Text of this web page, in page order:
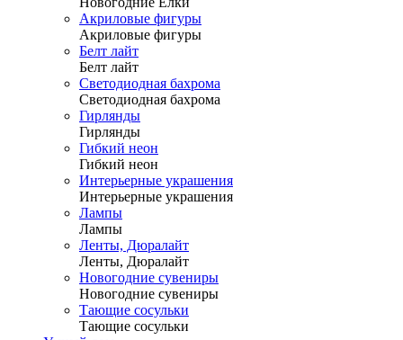
Акриловые фигуры
Акриловые фигуры
Белт лайт
Белт лайт
Светодиодная бахрома
Светодиодная бахрома
Гирлянды
Гирлянды
Гибкий неон
Гибкий неон
Интерьерные украшения
Интерьерные украшения
Лампы
Лампы
Ленты, Дюралайт
Ленты, Дюралайт
Новогодние сувениры
Новогодние сувениры
Тающие сосульки
Тающие сосульки